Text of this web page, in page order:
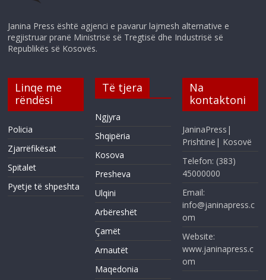
Janina Press është agjenci e pavarur lajmesh alternative e
regjistruar pranë Ministrisë së Tregtisë dhe Industrisë së
Republikës së Kosovës.
Linqe me
rëndësi
Policia
Zjarrëfikësat
Spitalet
Pyetje të shpeshta
Të tjera
Ngjyra
Shqipëria
Kosova
Presheva
Ulqini
Arbëreshët
Çamët
Arnautët
Maqedonia
Na
kontaktoni
JaninaPress|
Prishtinë| Kosovë
Telefon: (383)
45000000
Email:
info@janinapress.c
om
Website:
www.janinapress.c
om